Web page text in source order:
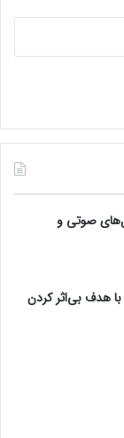
صوتی و
هدف بی‌اثر کردن